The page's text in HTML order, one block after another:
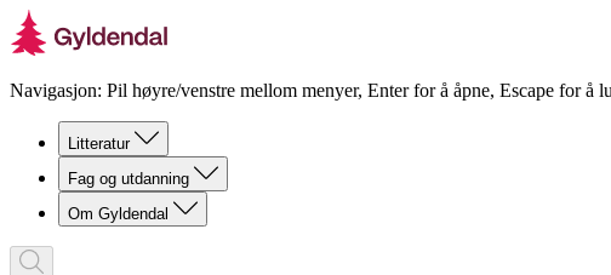
Navigasjon: Pil høyre/venstre mellom menyer, Enter for å åpne, Escape for å
Litteratur
Fag og utdanning
Om Gyldendal